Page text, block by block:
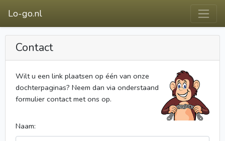
Lo-go.nl
Contact
Wilt u een link plaatsen op één van onze
dochterpaginas? Neem dan via onderstaand
formulier contact met ons op.
Naam: